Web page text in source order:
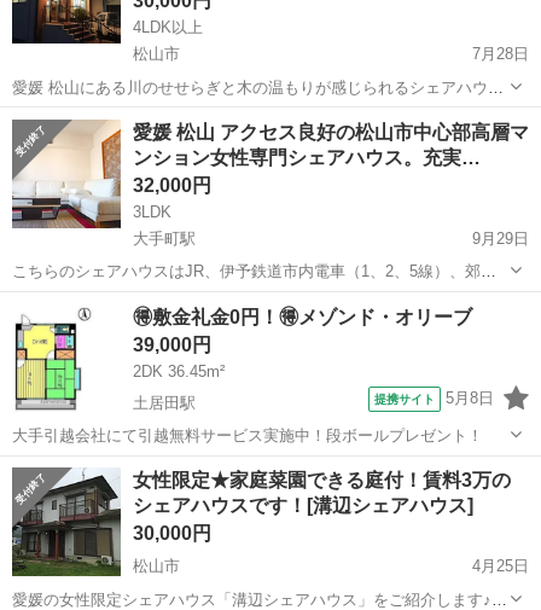
4LDK以上
松山市
7月28日
愛媛 松山にある川のせせらぎと木の温もりが感じられるシェアハウス
です。 新立商店街の最南に位置し1階に住居スペース、2階に店舗を併
設したシェアハウスとなります。リビングには、最新のシステムキッ
チン、食洗器があり料理好きには...
愛媛 松山市 シェアハウス
愛媛 松山 アクセス良好の松山市中心部高層マ
ンション女性専門シェアハウス。充実…
32,000円
3LDK
大手町駅
9月29日
こちらのシェアハウスはJR、伊予鉄道市内電車（1、2、5線）、郊外
電車（高浜線）、伊予鉄バス(空港線、8番線、勝岡線)、JR四国バス(松
山高知急行線)が徒歩圏にあり、市内、郊外へのアクセス良好な立地に
あります。シェアハウスの...
松山市 大手町駅 シェアハウス
🉐敷金礼金0円！🉐メゾンド・オリーブ
39,000円
2DK 36.45m²
土居田駅
提携サイト 5月8日
大手引越会社にて引越無料サービス実施中！段ボールプレゼント！
愛媛 松山市 土居田駅 シェアハウス
女性限定★家庭菜園できる庭付！賃料3万の
シェアハウスです！[溝辺シェアハウス]
30,000円
松山市
4月25日
愛媛の女性限定シェアハウス「溝辺シェアハウス」をご紹介します♪こ